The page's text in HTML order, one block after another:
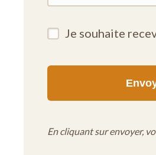
Je souhaite
En cliquant sur envoyer,